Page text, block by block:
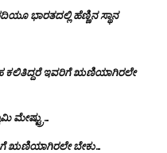
ಭಾರತದಲ್ಲಿ ಹೆಣ್ಣಿನ ಸ್ಥಾನ‌
ಕಲಿತಿದ್ದರೆ ಇವರಿಗೆ ಋಣಿಯಾಗಿರಲೇ
ಮೇಷ್ಟ್ರು…
ಋಣಿಯಾಗಿರಲೇ ಬೇಕು…